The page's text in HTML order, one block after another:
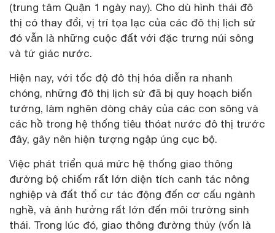
(trung tâm Quận 1 ngày nay). Cho dù hình thái đô
thị có thay đổi, vị trí tọa lạc của các đô thị lịch sử
đó vẫn là những cuộc đất với đặc trưng núi sông
và tứ giác nước.
Hiện nay, với tốc độ đô thị hóa diễn ra nhanh
chóng, những đô thị lịch sử đã bị quy hoạch biến
tướng, làm nghẽn dòng chảy của các con sông và
các hồ trong hệ thống tiêu thóat nước đô thị trước
đây, gây nên hiện tượng ngập úng cục bộ.
Việc phát triển quá mức hệ thống giao thông
đường bộ chiếm rất lớn diện tích canh tác nông
nghiệp và đất thổ cư tác động đến cơ cấu ngành
nghề, và ảnh hưởng rất lớn đến môi trường sinh
thái. Trong lúc đó, giao thông đường thủy (vốn là